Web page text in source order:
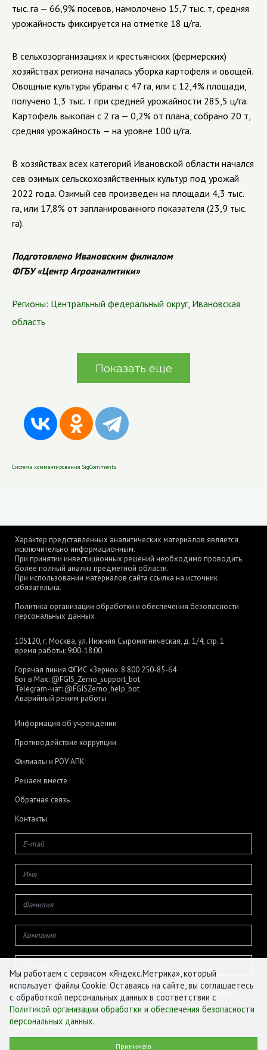
тыс. га — 66,9% посевов, намолочено 15,7 тыс. т, средняя
урожайность фиксируется на отметке 18 ц/га.
В сельхозорганизациях и крестьянских (фермерских)
хозяйствах региона началась уборка картофеля и овощей.
Овощные культуры убраны с 47 га, или с 12,4% площади,
получено 1,3 тыс. т при средней урожайности 285,5 ц/га.
Картофель выкопан с 2 га — 0,2% от плана, собрано 20 т,
средняя урожайность — на уровне 100 ц/га.
В хозяйствах всех категорий Ивановской области начался
сев озимых сельскохозяйственных культур под урожай
2022 года. Озимый сев произведен на площади 4,3 тыс.
га, или 17,8% от запланированного показателя (23,9 тыс.
га).
Подготовлено Ивановским филиалом
ФГБУ «Центр Агроаналитики»
Регионы: Центральный федеральный округ, Ивановская
область
Показать еще
Система комментирования SigComments
Характер представленных аналитических материалов является
исключительно информационным.
При принятии инвестиционных решений необходимо проводить
более полный анализ предметной области.
При использовании материалов сайта ссылка на источник
обязательна.
Политика организации обработки и обеспечения безопасности
персональных данных
105120, г. Москва, ул. Нижняя Сыромятническая, д. 1/4, стр. 1
время работы: 9:00-18:00
Горячая линия ФГИС «Зерно»: 8 800 250-85-64
Бот в Max: @FGIS_Zerno_support_bot
Telegram-чат: @FGISZerno_help_bot
Аварийный режим работы
Информация об учреждении
Противодействие коррупции
Филиалы и РОУ АПК
Решаем вместе
Обратная связь
Контакты
Даю согласие на обработку своих персональных данных
© ФГБУ «ЦЕНТР АГРОАНАЛИТИКИ», 2026
Мы работаем с сервисом «Яндекс.Метрика», который
использует файлы Cookie. Оставаясь на сайте, вы соглашаетесь
с обработкой персональных данных в соответствии с
Политикой организации обработки и обеспечения безопасности
персональных данных.
Принимаю